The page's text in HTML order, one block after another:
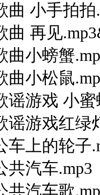
曲 小手拍拍
曲 再见
曲小螃蟹
曲小松鼠
谣游戏 小蜜
谣游戏红绿
车上的轮子
共汽车.mp3
共汽车歌